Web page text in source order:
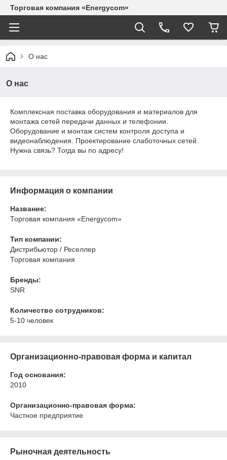
Торговая компания «Energycom»
О нас
О нас
Комплексная поставка оборудования и материалов для
монтажа сетей передачи данных и телефонии.
Оборудование и монтаж систем контроля доступа и
видеонаблюдения. Проектирование слаботочных сетей.
Нужна связь? Тогда вы по адресу!
Информация о компании
Название:
Торговая компания «Energycom»
Тип компании:
Дистрибьютор / Реселлер
Торговая компания
Бренды:
SNR
Количество сотрудников:
5-10 человек
Организационно-правовая форма и капитал
Год основания:
2010
Организационно-правовая форма:
Частное предприятие
Рыночная деятельность